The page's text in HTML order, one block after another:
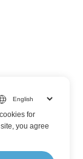
for
you agree